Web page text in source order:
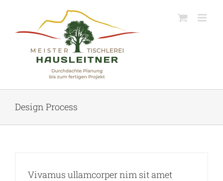
Design Process
Vivamus ullamcorper nim sit amet